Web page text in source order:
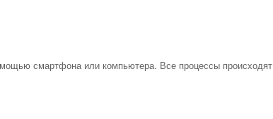
смартфона или компьютера. Все процессы происходят